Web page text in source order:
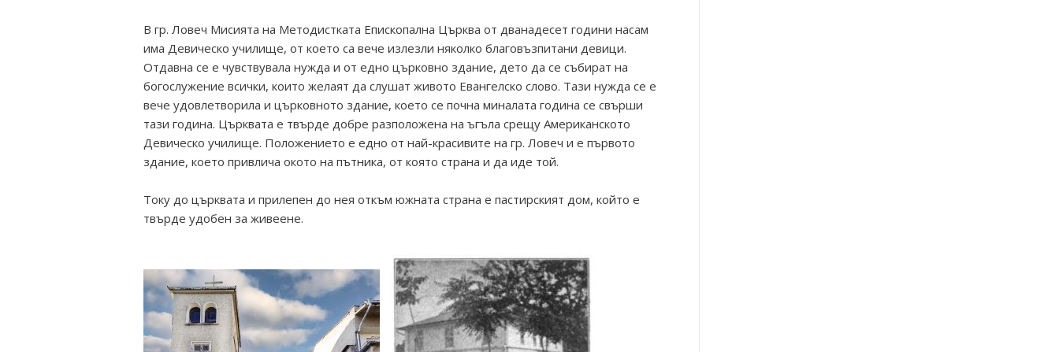
В гр. Ловеч Мисията на Методистката Епископална Църква от дванадесет години насам
има Девическо училище, от което са вече излезли няколко благовъзпитани девици.
Отдавна се е чувствувала нужда и от едно църковно здание, дето да се събират на
богослужение всички, които желаят да слушат живото Евангелско слово. Тази нужда се е
вече удовлетворила и църковното здание, което се почна миналата година се свърши
тази година. Църквата е твърде добре разположена на ъгъла срещу Американското
Девическо училище. Положението е едно от най-красивите на гр. Ловеч и е първото
здание, което привлича окото на пътника, от която страна и да иде той.
Току до църквата и прилепен до нея откъм южната страна е пастирският дом, който е
твърде удобен за живеене.